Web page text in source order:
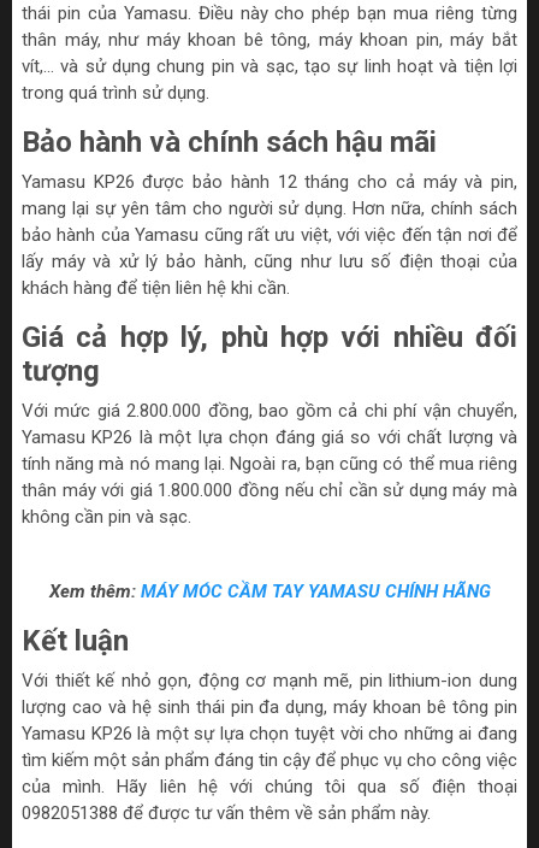
thái pin của Yamasu. Điều này cho phép bạn mua riêng từng
thân máy, như máy khoan bê tông, máy khoan pin, máy bắt
vít,... và sử dụng chung pin và sạc, tạo sự linh hoạt và tiện lợi
trong quá trình sử dụng.
Bảo hành và chính sách hậu mãi
Yamasu KP26 được bảo hành 12 tháng cho cả máy và pin,
mang lại sự yên tâm cho người sử dụng. Hơn nữa, chính sách
bảo hành của Yamasu cũng rất ưu việt, với việc đến tận nơi để
lấy máy và xử lý bảo hành, cũng như lưu số điện thoại của
khách hàng để tiện liên hệ khi cần.
Giá cả hợp lý, phù hợp với nhiều đối
tượng
Với mức giá 2.800.000 đồng, bao gồm cả chi phí vận chuyển,
Yamasu KP26 là một lựa chọn đáng giá so với chất lượng và
tính năng mà nó mang lại. Ngoài ra, bạn cũng có thể mua riêng
thân máy với giá 1.800.000 đồng nếu chỉ cần sử dụng máy mà
không cần pin và sạc.
Xem thêm: MÁY MÓC CẦM TAY YAMASU CHÍNH HÃNG
Kết luận
Với thiết kế nhỏ gọn, động cơ mạnh mẽ, pin lithium-ion dung
lượng cao và hệ sinh thái pin đa dụng, máy khoan bê tông pin
Yamasu KP26 là một sự lựa chọn tuyệt vời cho những ai đang
tìm kiếm một sản phẩm đáng tin cậy để phục vụ cho công việc
của mình. Hãy liên hệ với chúng tôi qua số điện thoại
0982051388 để được tư vấn thêm về sản phẩm này.